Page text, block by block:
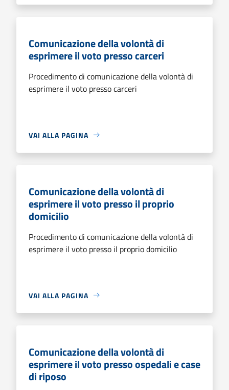
Comunicazione della volontà di
esprimere il voto presso carceri
Procedimento di comunicazione della volontà di
esprimere il voto presso carceri
VAI ALLA PAGINA
Comunicazione della volontà di
esprimere il voto presso il proprio
domicilio
Procedimento di comunicazione della volontà di
esprimere il voto presso il proprio domicilio
VAI ALLA PAGINA
Comunicazione della volontà di
esprimere il voto presso ospedali e case
di riposo